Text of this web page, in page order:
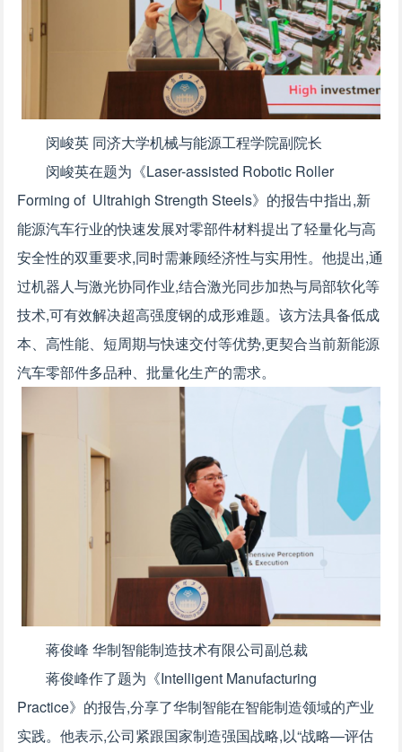
闵峻英 同济大学机械与能源工程学院副院长
闵峻英在题为《Laser-assisted Robotic Roller
Forming of Ultrahigh Strength Steels》的报告中指出,新
能源汽车行业的快速发展对零部件材料提出了轻量化与高
安全性的双重要求,同时需兼顾经济性与实用性。他提出,通
过机器人与激光协同作业,结合激光同步加热与局部软化等
技术,可有效解决超高强度钢的成形难题。该方法具备低成
本、高性能、短周期与快速交付等优势,更契合当前新能源
汽车零部件多品种、批量化生产的需求。
蒋俊峰 华制智能制造技术有限公司副总裁
蒋俊峰作了题为《Intelligent Manufacturing
Practice》的报告,分享了华制智能在智能制造领域的产业
实践。他表示,公司紧跟国家制造强国战略,以“战略—评估